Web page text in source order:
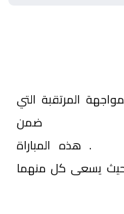
المرتقبة التي
ضمن
. هذه المباراة
حيث يسعى كل منهما